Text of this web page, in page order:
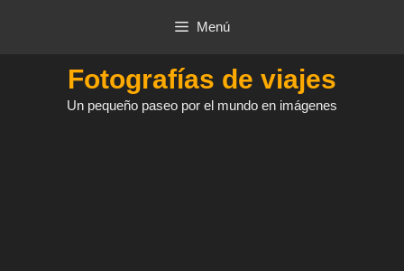
Menú
Fotografías de viajes
Un pequeño paseo por el mundo en imágenes